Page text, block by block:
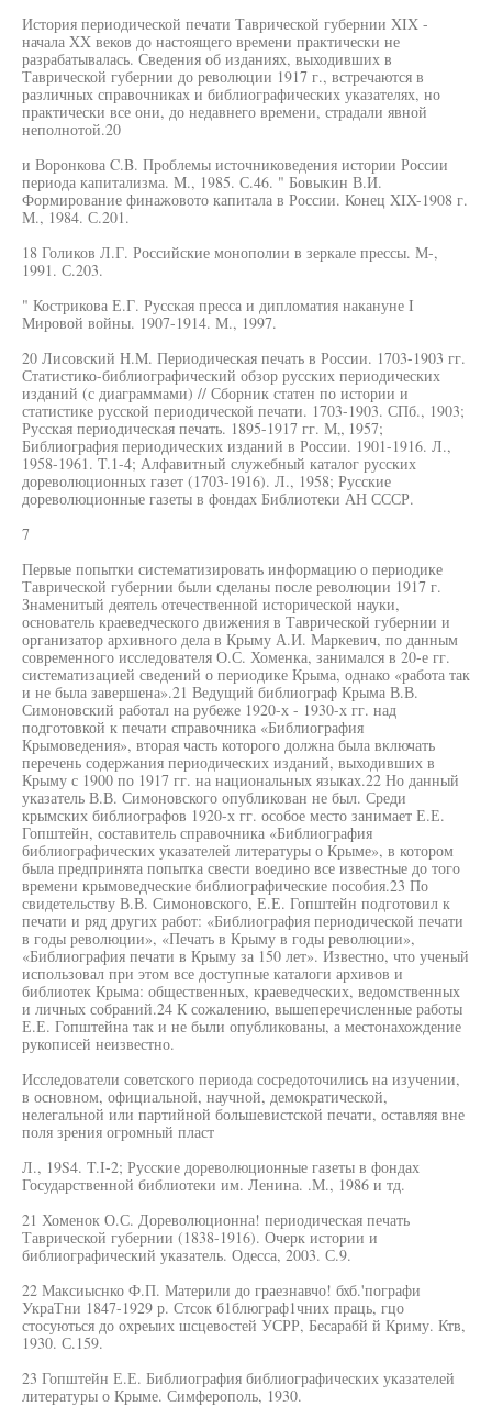
История периодической печати Таврической губернии XIX -
начала XX веков до настоящего времени практически не
разрабатывалась. Сведения об изданиях, выходивших в
Таврической губернии до революции 1917 г., встречаются в
различных справочниках и библиографических указателях, но
практически все они, до недавнего времени, страдали явной
неполнотой.20
и Воронкова C.B. Проблемы источниковедения истории России
периода капитализма. M., 1985. С.46. " Бовыкин В.И.
Формирование финажовото капитала в России. Конец XIX-1908 г.
М., 1984. С.201.
18 Голиков Л.Г. Российские монополии в зеркале прессы. М-,
1991. С.203.
" Кострикова Е.Г. Русская пресса и дипломатия накануне I
Мировой войны. 1907-1914. М., 1997.
20 Лисовский H.M. Периодическая печать в России. 1703-1903 гг.
Статистико-библиографический обзор русских периодических
изданий (с диаграммами) // Сборник статен по истории и
статистике русской периодической печати. 1703-1903. СПб., 1903;
Русская периодическая печать. 1895-1917 гг. М„ 1957;
Библиография периодических изданий в России. 1901-1916. Л.,
1958-1961. T.1-4; Алфавитный служебный каталог русских
дореволюционных газет (1703-1916). Л., 1958; Русские
дореволюционные газеты в фондах Библиотеки АН СССР.
7
Первые попытки систематизировать информацию о периодике
Таврической губернии были сделаны после революции 1917 г.
Знаменитый деятель отечественной исторической науки,
основатель краеведческого движения в Таврической губернии и
организатор архивного дела в Крыму А.И. Маркевич, по данным
современного исследователя О.С. Хоменка, занимался в 20-е гг.
систематизацией сведений о периодике Крыма, однако «работа так
и не была завершена».21 Ведущий библиограф Крыма В.В.
Симоновский работал на рубеже 1920-х - 1930-х гг. над
подготовкой к печати справочника «Библиография
Крымоведения», вторая часть которого должна была включать
перечень содержания периодических изданий, выходивших в
Крыму с 1900 по 1917 гг. на национальных языках.22 Но данный
указатель В.В. Симоновского опубликован не был. Среди
крымских библиографов 1920-х гг. особое место занимает Е.Е.
Гопштейн, составитель справочника «Библиография
библиографических указателей литературы о Крыме», в котором
была предпринята попытка свести воедино все известные до того
времени крымоведческие библиографические пособия.23 По
свидетельству В.В. Симоновского, Е.Е. Гопштейн подготовил к
печати и ряд других работ: «Библиография периодической печати
в годы революции», «Печать в Крыму в годы революции»,
«Библиография печати в Крыму за 150 лет». Известно, что ученый
использовал при этом все доступные каталоги архивов и
библиотек Крыма: общественных, краеведческих, ведомственных
и личных собраний.24 К сожалению, вышеперечисленные работы
Е.Е. Гопштейна так и не были опубликованы, а местонахождение
рукописей неизвестно.
Исследователи советского периода сосредоточились на изучении,
в основном, официальной, научной, демократической,
нелегальной или партийной большевистской печати, оставляя вне
поля зрения огромный пласт
Л., 19S4. T.I-2; Русские дореволюционные газеты в фондах
Государственной библиотеки им. Ленина. .М., 1986 и тд.
21 Хоменок О.С. Дореволюционна! периодическая печать
Таврической губернии (1838-1916). Очерк истории и
библиографический указатель. Одесса, 2003. С.9.
22 Максиыснко Ф.П. Материли до граезнавчо! бхб.'пографи
УкраТни 1847-1929 р. Стсок б1блюграф1чних праць, гцо
стосуються до охреыих шсцевостей УСРР, Бесарабй й Криму. Ктв,
1930. С.159.
23 Гопштейн Е.Е. Библиография библиографических указателей
литературы о Крыме. Симферополь, 1930.